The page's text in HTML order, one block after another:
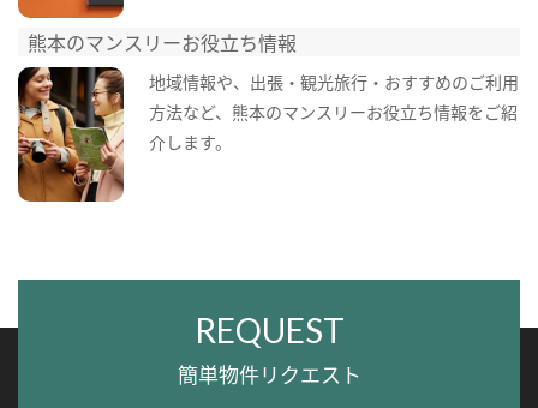
熊本のマンスリーお役立ち情報
地域情報や、出張・観光旅行・おすすめのご利用
方法など、熊本のマンスリーお役立ち情報をご紹
介します。
REQUEST
簡単物件リクエスト